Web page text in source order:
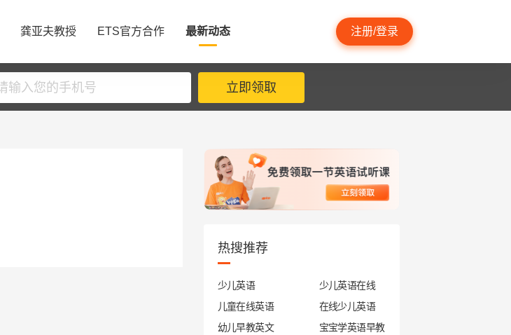
龚亚夫教授 ETS官方合作 最新动态 注册/登录
立即领取
热搜推荐
少儿英语
少儿英语在线
儿童在线英语
在线少儿英语
幼儿早教英文
宝宝学英语早教